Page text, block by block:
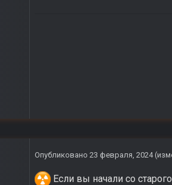
Опубликовано 23 февраля, 2024
Если вы начали со